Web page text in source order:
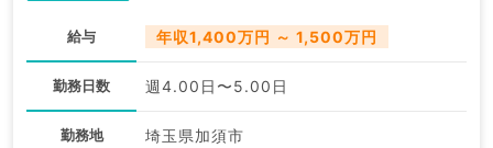
給与 年収1,400万円 ～ 1,500万円
勤務日数 週4.00日〜5.00日
勤務地 埼玉県加須市